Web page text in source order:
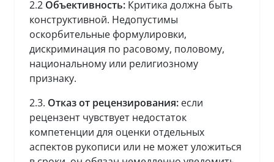
2.2 Объективность: Критика должна быть
конструктивной. Недопустимы
оскорбительные формулировки,
дискриминация по расовому, половому,
национальному или религиозному
признаку.
2.3. Отказ от рецензирования: если
рецензент чувствует недостаток
компетенции для оценки отдельных
аспектов рукописи или не может уложиться